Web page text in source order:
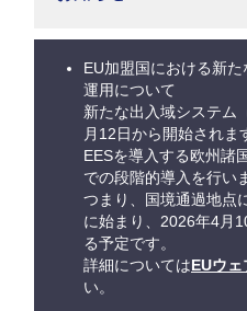
EU加盟国における新
運用について
新たな出入域システム
月12日から開始されま
EESを導入する欧州諸
での段階的導入を行い
つまり、国境通過地点
に始まり、2026年4月
る予定です。
詳細についてはEUウェ
い。